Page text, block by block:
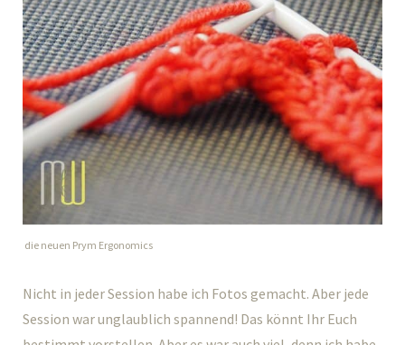
die neuen Prym Ergonomics
Nicht in jeder Session habe ich Fotos gemacht. Aber jede
Session war unglaublich spannend! Das könnt Ihr Euch